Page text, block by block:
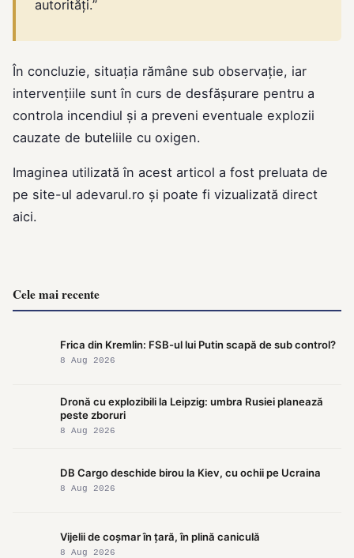
autorități.”
În concluzie, situația rămâne sub observație, iar
intervențiile sunt în curs de desfășurare pentru a
controla incendiul și a preveni eventuale explozii
cauzate de buteliile cu oxigen.
Imaginea utilizată în acest articol a fost preluata de
pe site-ul adevarul.ro și poate fi vizualizată direct
aici.
Cele mai recente
Frica din Kremlin: FSB-ul lui Putin scapă de sub control?
8 Aug 2026
Dronă cu explozibili la Leipzig: umbra Rusiei planează
peste zboruri
8 Aug 2026
DB Cargo deschide birou la Kiev, cu ochii pe Ucraina
8 Aug 2026
Vijelii de coșmar în țară, în plină caniculă
8 Aug 2026